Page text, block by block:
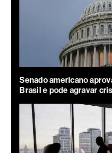
Senado americano
Brasil e pode agravar